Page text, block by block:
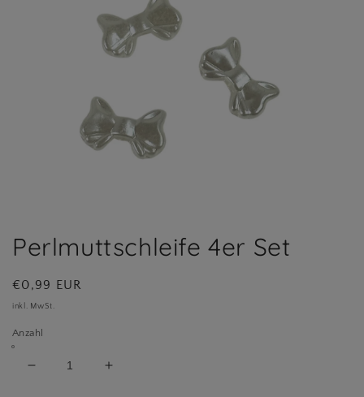
Modal
öffnen
Perlmuttschleife 4er Set
Normaler
Preis
€0,99 EUR
inkl. MwSt.
Anzahl
Verringere
Erhöhe